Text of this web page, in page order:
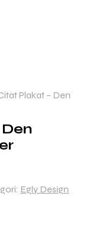
Plakat – Den
Egly Design